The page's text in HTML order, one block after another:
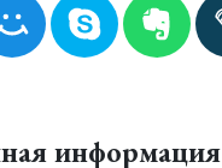
информация